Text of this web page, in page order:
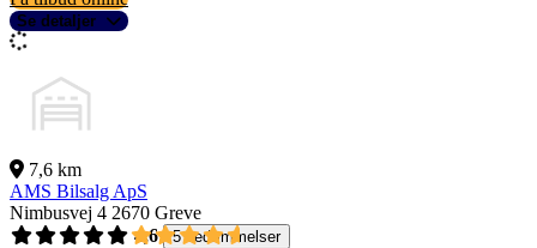
Se detaljer
7,6 km
AMS Bilsalg ApS
Nimbusvej 4 2670 Greve
4,6
5 bedømmelser